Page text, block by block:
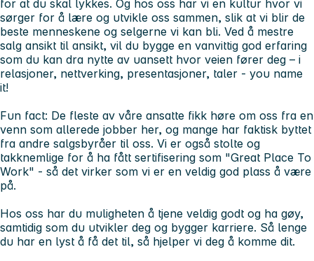
for at du skal lykkes. Og hos oss har vi en kultur hvor vi
sørger for å lære og utvikle oss sammen, slik at vi blir de
beste menneskene og selgerne vi kan bli. Ved å mestre
salg ansikt til ansikt, vil du bygge en vanvittig god erfaring
som du kan dra nytte av uansett hvor veien fører deg – i
relasjoner, nettverking, presentasjoner, taler - you name
it!
Fun fact: De fleste av våre ansatte fikk høre om oss fra en
venn som allerede jobber her, og mange har faktisk byttet
fra andre salgsbyråer til oss. Vi er også stolte og
takknemlige for å ha fått sertifisering som "Great Place To
Work" - så det virker som vi er en veldig god plass å være
på.
Hos oss har du muligheten å tjene veldig godt og ha gøy,
samtidig som du utvikler deg og bygger karriere. Så lenge
du har en lyst å få det til, så hjelper vi deg å komme dit.